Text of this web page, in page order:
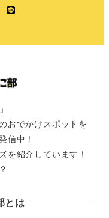
LINE
おでかけスポットを
信中！
を紹介しています！
とは